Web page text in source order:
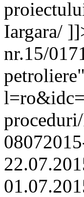
Iargara/
nr.15/
petroliere"